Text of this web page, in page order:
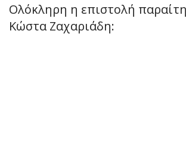
Ολόκληρη η επιστολή
Κώστα Ζαχαριάδη: